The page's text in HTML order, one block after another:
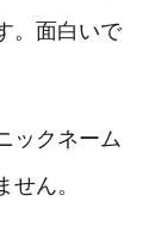
。面白いで
ックネーム
ん。